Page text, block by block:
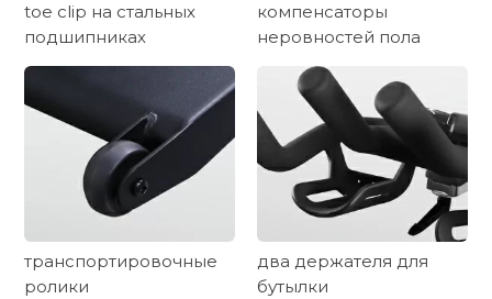
toe clip на стальных
подшипниках
компенсаторы
неровностей пола
транспортировочные
ролики
два держателя для
бутылки